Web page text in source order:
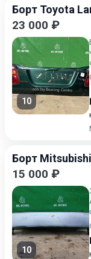
Борт Toyota
23 000 ₽
10
Борт
15 000 ₽
10